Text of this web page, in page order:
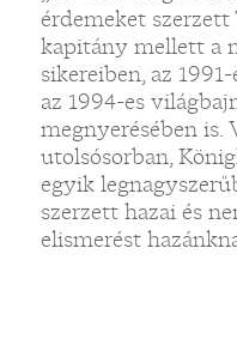
érdemeket
kapitány mellett a
sikereiben, az
az 1994-es
megnyerésében is.
utolsósorban,
egyik
szerzett hazai és
elismerést